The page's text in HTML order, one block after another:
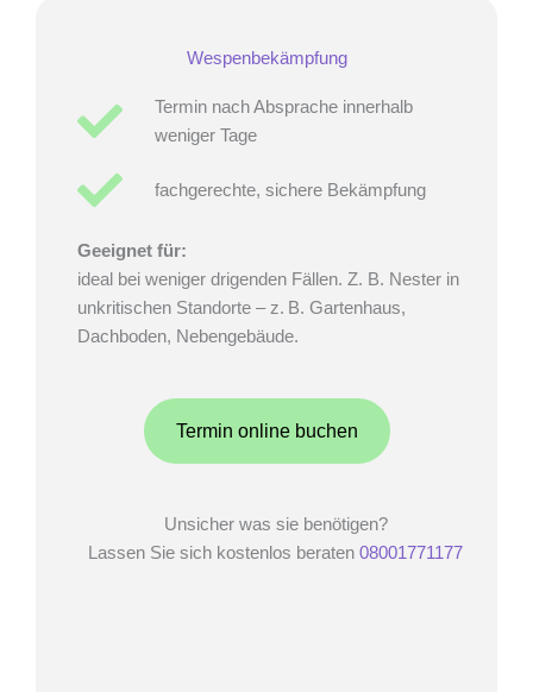
Wespenbekämpfung
Termin nach Absprache innerhalb
weniger Tage
fachgerechte, sichere Bekämpfung
Geeignet für:
ideal bei weniger drigenden Fällen. Z. B. Nester in
unkritischen Standorte – z. B. Gartenhaus,
Dachboden, Nebengebäude.
Termin online buchen
Unsicher was sie benötigen?
Lassen Sie sich kostenlos beraten 08001771177